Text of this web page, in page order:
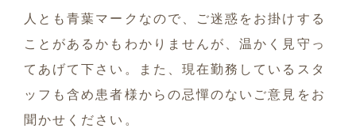
人とも青葉マークなので、ご迷惑をお掛けする
ことがあるかもわかりませんが、温かく見守っ
てあげて下さい。また、現在勤務しているスタ
ッフも含め患者様からの忌憚のないご意見をお
聞かせください。